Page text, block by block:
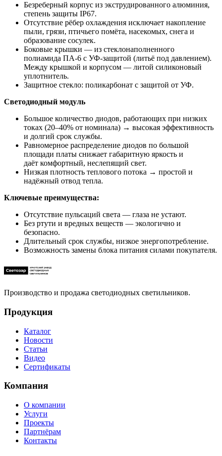
Безреберный корпус из экструдированного алюминия,
степень защиты IP67.
Отсутствие рёбер охлаждения исключает накопление
пыли, грязи, птичьего помёта, насекомых, снега и
образование сосулек.
Боковые крышки — из стеклонаполненного
полиамида ПА-6 с УФ-защитой (литьё под давлением).
Между крышкой и корпусом — литой силиконовый
уплотнитель.
Защитное стекло: поликарбонат с защитой от УФ.
Светодиодный модуль
Большое количество диодов, работающих при низких
токах (20–40% от номинала) → высокая эффективность
и долгий срок службы.
Равномерное распределение диодов по большой
площади платы снижает габаритную яркость и
даёт комфортный, неслепящий свет.
Низкая плотность теплового потока → простой и
надёжный отвод тепла.
Ключевые преимущества:
Отсутствие пульсаций света — глаза не устают.
Без ртути и вредных веществ — экологично и
безопасно.
Длительный срок службы, низкое энергопотребление.
Возможность замены блока питания силами покупателя.
Производство и продажа светодиодных светильников.
Продукция
Каталог
Новости
Статьи
Видео
Сертификаты
Компания
О компании
Услуги
Проекты
Партнёрам
Контакты